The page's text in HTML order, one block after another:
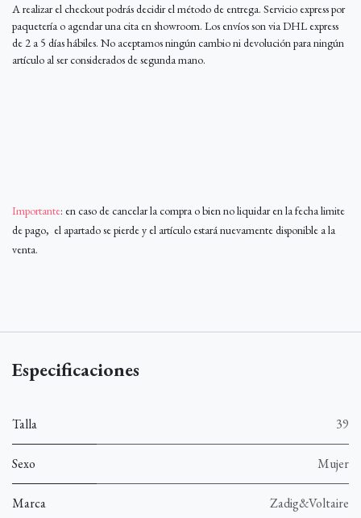
A realizar el checkout podrás decidir el método de entrega. Servicio express por
paquetería o agendar una cita en showroom. Los envíos son via DHL express
de 2 a 5 días hábiles. No aceptamos ningún cambio ni devolución para ningún
artículo al ser considerados de segunda mano.
Importante: en caso de cancelar la compra o bien no liquidar en la fecha limite
de pago, el apartado se pierde y el artículo estará nuevamente disponible a la
venta.
Especificaciones
Talla 39
Sexo Mujer
Marca Zadig&Voltaire